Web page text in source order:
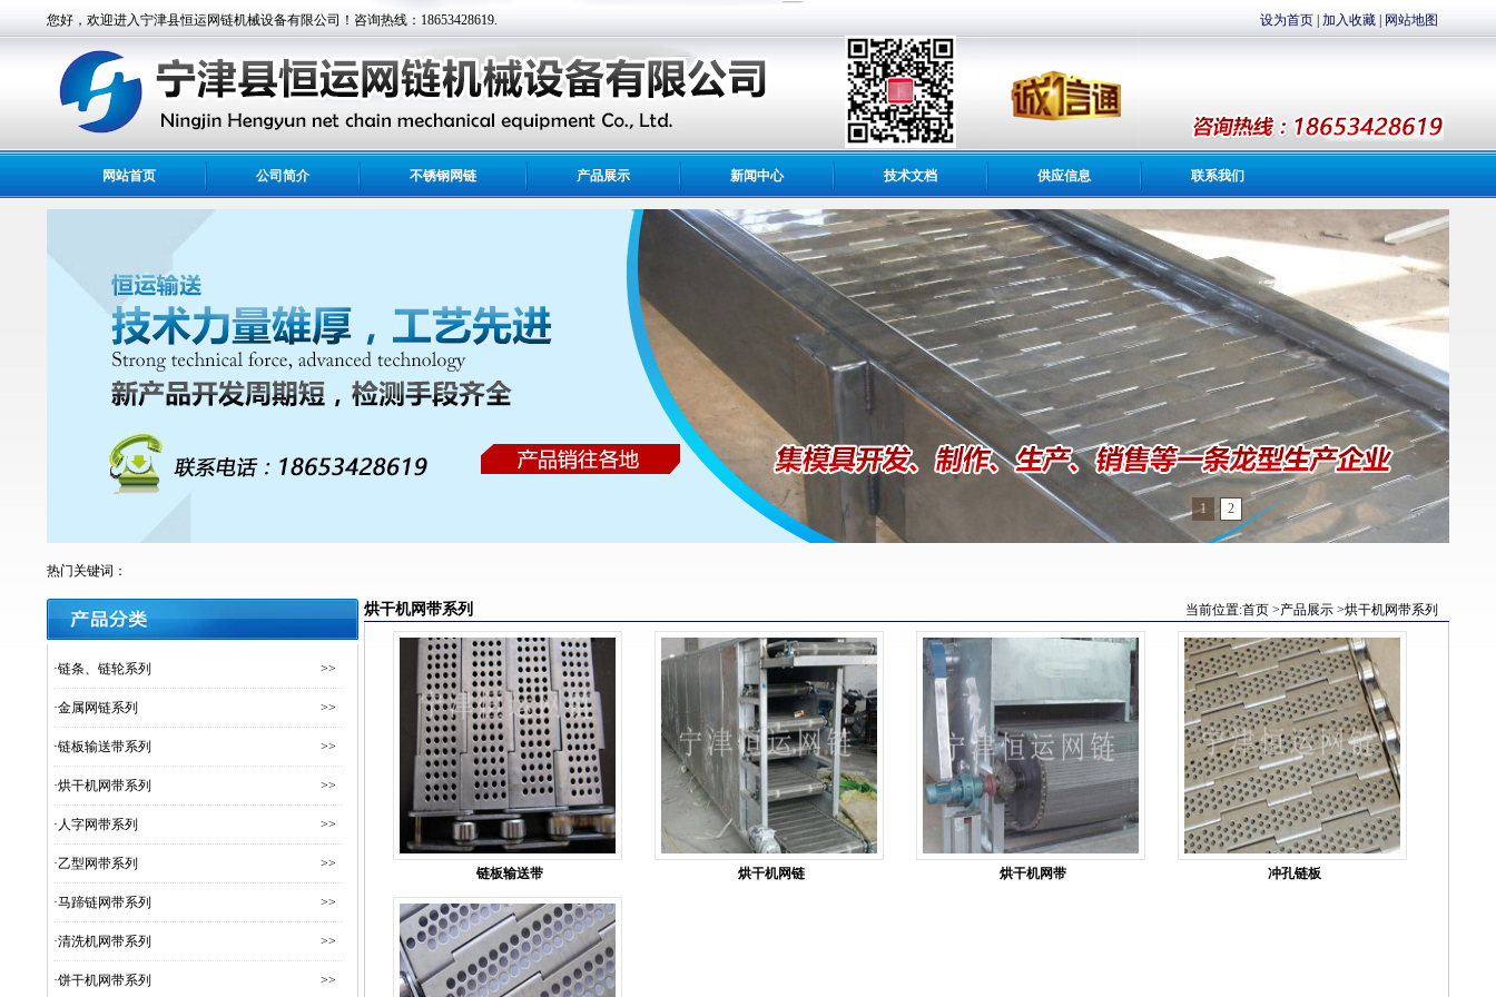
您好，欢迎进入宁津县恒运网链机械设备有限公司！咨询热线：18653428619. 设为首页 加入收藏 网站地图
网站首页 公司简介 不锈钢网链 产品展示 新闻中心 技术文档 供应信息 联系我们
1 2
热门关键词：
>>
·链条、链轮系列
>>
·金属网链系列
>>
·链板输送带系列
>>
·烘干机网带系列
>>
· 人字网带系列
>>
·乙型网带系列
>>
·马蹄链网带系列
>>
·清洗机网带系列
>>
·饼干机网带系列
当前位置:首页 >产品展示 >烘干机网带系列
烘干机网带系列
链板输送带 烘干机网链 烘干机网带 冲孔链板